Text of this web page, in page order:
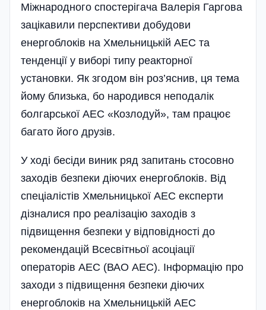
Міжнародного спостерігача Валерія Гаргова
зацікавили перспективи добудови
енергоблоків на Хмельницькій АЕС та
тенденції у виборі типу реакторної
установки. Як згодом він роз’яснив, ця тема
йому близька, бо народився неподалік
болгарської АЕС «Козлодуй», там працює
багато його друзів.
У ході бесіди виник ряд запитань стосовно
заходів безпеки діючих енергоблоків. Від
спеціалістів Хмельницької АЕС експерти
дізналися про реалізацію заходів з
підвищення безпеки у відповідності до
рекомендацій Всесвітньої асоціації
операторів АЕС (ВАО АЕС). Інформацію про
заходи з підвищення безпеки діючих
енергоблоків на Хмельницькій АЕС